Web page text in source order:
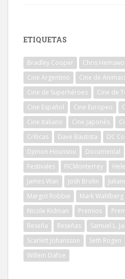
ETIQUETAS
Bradley Cooper Chris
Cine Argentino
Cine de
Cine de Superhéroes
Cine de
Cine Español
Cine Europeo
Cine Italiano
Cine Japonés
Críticas
Dave Bautista DC
Djimon Hounsou
Documental
Festivales
FICMonterrey
James Wan
Josh Brolin
Margot Robbie
Mark Wahlberg
Nicole Kidman
Premios
Reseña
Reseñas
Samuel L.
Scarlett Johansson
Seth Rogen
Willem Dafoe